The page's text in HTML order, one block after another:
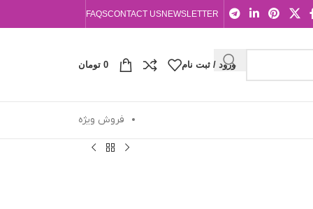
NEWSLETTER
CONTACT US
FAQS
ورود / ثبت نام 0 تومان
فروش ویژه